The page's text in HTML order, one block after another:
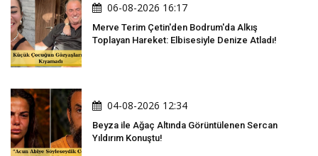
06-08-2026 16:17
Merve Terim Çetin'den Bodrum'da Alkış
Toplayan Hareket: Elbisesiyle Denize Atladı!
04-08-2026 12:34
Beyza ile Ağaç Altında Görüntülenen Sercan
Yıldırım Konuştu!